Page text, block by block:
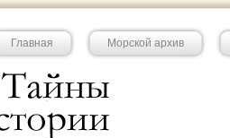
Главная Морской архив